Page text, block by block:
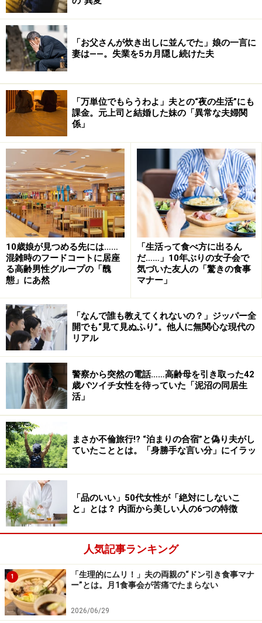
＜目次＞
ただの“繊細さ”ではない？ HSPとは……特徴と傾向
HSPの診断・HSPの可能性のセルフチェック法
HSPかもと思ったときの対処法・生きにくさを感じたと
きに
生きづらさを感じているHSPの方へ
ただの“繊細さ”ではないHSPとは……特徴と
傾向
ハイリー・センシティブ・パーソン（HSP）は病名では
なく、人の特性を表す言葉です。そのため、医学的な診
断に基づく治療法は確立されていません。HSPは、5人
に1人ほどの割合で存在するといわれています。男女差
はなく、性格も人それぞれです。HSPは下記のような書
物により、多くの人に知られるようになりました。
『ささいなことにもすぐに「動揺」してしまうあなた
へ。』（エレイン・N・アーロン著・冨田香里訳、SBク
リエイティブ、2008年）
『ひといちばい敏感な子』（エレイン・N・アーロン
著・明橋大二訳、1万年堂出版、2015年）
『鈍感な世界に生きる敏感な人たち』（イルセ・サン
著・枇谷玲子訳、ディスカヴァー・トゥエンティワン、
2016年）
私自身もカウンセリングの場で、HSPに近いと思われる
「お父さんが炊き出しに並んでた」娘の一言に
妻は――。失業を5カ月隠し続けた夫
「万単位でもらうわよ」夫との“夜の生活”にも
課金。元上司と結婚した妹の「異常な夫婦関
係」
10歳娘が見つめる先には……
混雑時のフードコートに居座
る高齢男性グループの「醜
態」にあ然
「生活って食べ方に出るん
だ……」10年ぶりの女子会で
気づいた友人の「驚きの食事
マナー」
「なんで誰も教えてくれないの？」ジッパー全
開でも“見て見ぬふり”。他人に無関心な現代の
リアル
警察から突然の電話……高齢母を引き取った42
歳バツイチ女性を待っていた「泥沼の同居生
活」
まさか不倫旅行!? “泊まりの合宿”と偽り夫がし
ていたこととは。「身勝手な言い分」にイラッ
「品のいい」50代女性が「絶対にしないこ
と」とは？ 内面から美しい人の6つの特徴
人気記事ランキング
1
「生理的にムリ！」夫の両親の“ドン引き食事マナ
ー”とは。月1食事会が苦痛でたまらない
2026/06/29